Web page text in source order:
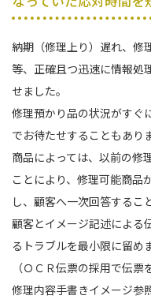
納期（修理上り）遅れ、修
等、正確且つ迅速に情報処
せました。
修理預かり品の状況がすぐ
でお待たせすることもあり
商品によっては、以前の修
ことにより、修理可能商品
し、顧客へ一次回答するこ
顧客とイメージ記述による
るトラブルを最小限に留め
（ＯＣＲ伝票の採用で
修理内容手書きイメージ参